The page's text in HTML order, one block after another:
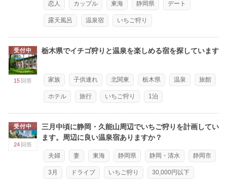
恋人 カップル 東海 静岡県 デート
露天風呂 温泉宿 いちご狩り
受付中
15 回答
栃木県でイチゴ狩りと温泉を楽しめる宿を探しています
家族 子供連れ 北関東 栃木県 温泉 旅館
ホテル 旅行 いちご狩り 1泊
受付中
24 回答
三月中頃に静岡・久能山周辺でいちご狩りを計画してい
ます。周辺に良い温泉宿ありますか？
夫婦 妻 東海 静岡県 静岡・清水 静岡市
3月 ドライブ いちご狩り 30,000円以下